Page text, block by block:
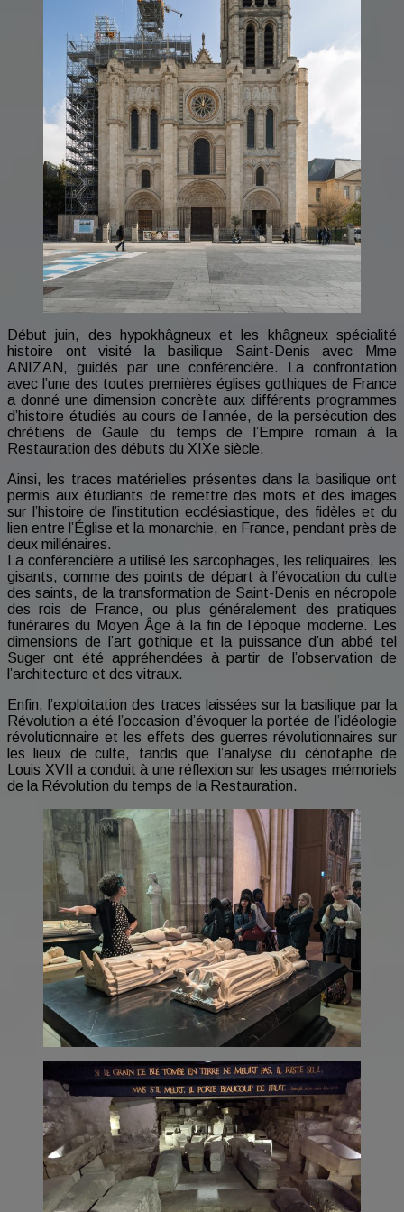
Début juin, des hypokhâgneux et les khâgneux spécialité
histoire ont visité la basilique Saint-Denis avec Mme
ANIZAN, guidés par une conférencière. La confrontation
avec l’une des toutes premières églises gothiques de France
a donné une dimension concrète aux différents programmes
d’histoire étudiés au cours de l’année, de la persécution des
chrétiens de Gaule du temps de l’Empire romain à la
Restauration des débuts du XIXe siècle.
Ainsi, les traces matérielles présentes dans la basilique ont
permis aux étudiants de remettre des mots et des images
sur l’histoire de l’institution ecclésiastique, des fidèles et du
lien entre l’Église et la monarchie, en France, pendant près de
deux millénaires.
La conférencière a utilisé les sarcophages, les reliquaires, les
gisants, comme des points de départ à l’évocation du culte
des saints, de la transformation de Saint-Denis en nécropole
des rois de France, ou plus généralement des pratiques
funéraires du Moyen Âge à la fin de l’époque moderne. Les
dimensions de l’art gothique et la puissance d’un abbé tel
Suger ont été appréhendées à partir de l’observation de
l’architecture et des vitraux.
Enfin, l’exploitation des traces laissées sur la basilique par la
Révolution a été l’occasion d’évoquer la portée de l’idéologie
révolutionnaire et les effets des guerres révolutionnaires sur
les lieux de culte, tandis que l’analyse du cénotaphe de
Louis XVII a conduit à une réflexion sur les usages mémoriels
de la Révolution du temps de la Restauration.